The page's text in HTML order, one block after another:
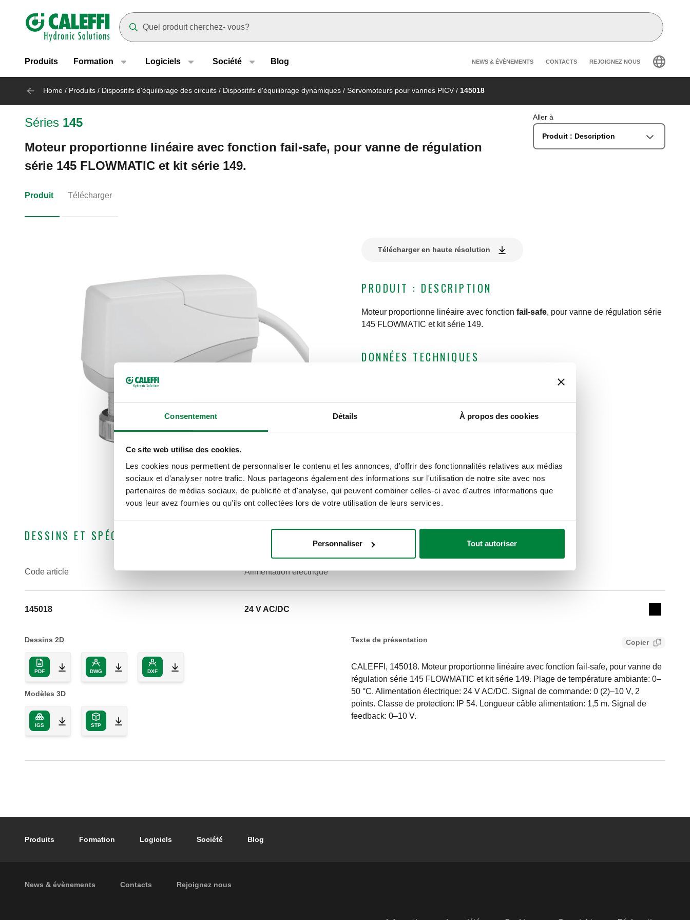
Consentement Détails À propos des cookies
Ce site web utilise des cookies.
Les cookies nous permettent de personnaliser le contenu et les annonces, d'offrir des fonctionnalités relatives aux médias
sociaux et d'analyser notre trafic. Nous partageons également des informations sur l'utilisation de notre site avec nos
partenaires de médias sociaux, de publicité et d'analyse, qui peuvent combiner celles-ci avec d'autres informations que
vous leur avez fournies ou qu'ils ont collectées lors de votre utilisation de leurs services.
Personnaliser Tout autoriser
Header main navigation
Produits Formation Logiciels Société Blog Header secondary navigation
NEWS & ÉVÈNEMENTS CONTACTS REJOIGNEZ NOUS
Home / Produits / Dispositifs d'équilibrage des circuits / Dispositifs d'équilibrage dynamiques / Servomoteurs pour vannes PICV / 145018
Séries 145
Moteur proportionne linéaire avec fonction fail-safe, pour vanne de régulation
série 145 FLOWMATIC et kit série 149.
Aller à
Produit : Description
Produit Télécharger
Télécharger en haute résolution
PRODUIT : DESCRIPTION
Moteur proportionne linéaire avec fonction fail-safe, pour vanne de régulation série
145 FLOWMATIC et kit série 149.
DONNÉES TECHNIQUES
Signal de commande:0 (2)–10 V, 2 points
IP 54
Plage de température ambiante:0–50 °C
DESSINS ET SPÉCIFICATIONS
Code article
Alimentation électrique
145018 24 V AC/DC
Collapse
Dessins 2D
PDF DWG DXF
Modèles 3D
IGS STP
Texte de présentation Copier
CALEFFI, 145018. Moteur proportionne linéaire avec fonction fail-safe, pour vanne de
régulation série 145 FLOWMATIC et kit série 149. Plage de température ambiante: 0–
50 °C. Alimentation électrique: 24 V AC/DC. Signal de commande: 0 (2)–10 V, 2
points. Classe de protection: IP 54. Longueur câble alimentation: 1,5 m. Signal de
feedback: 0–10 V.
Footer main navigation
Produits Formation Logiciels Société Blog
Footer secondary navigation
News & évènements Contacts Rejoignez nous